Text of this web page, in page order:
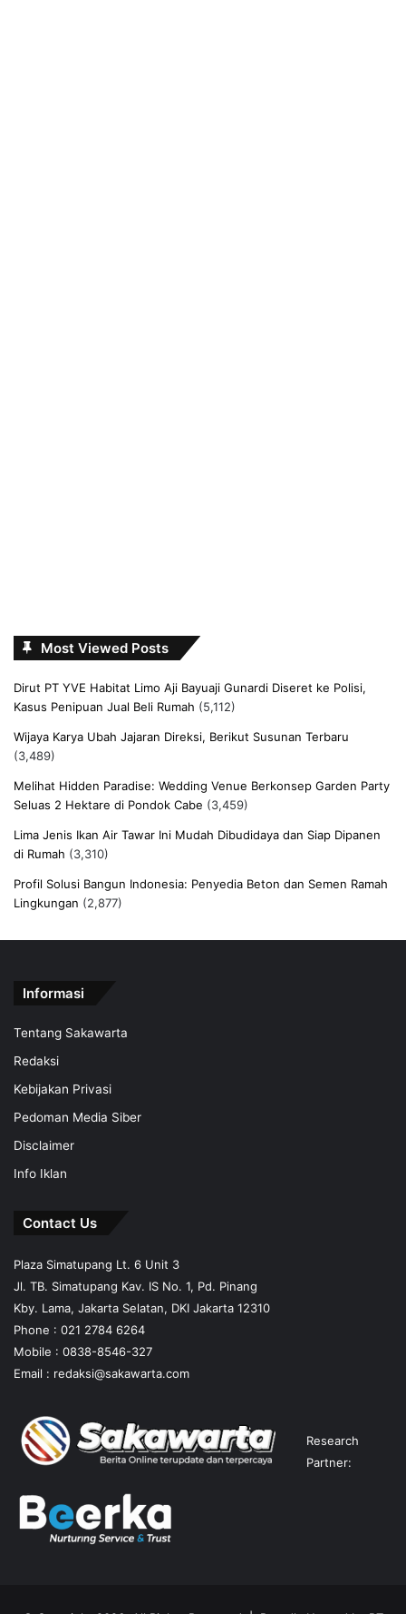
Most Viewed Posts
Dirut PT YVE Habitat Limo Aji Bayuaji Gunardi Diseret ke Polisi,
Kasus Penipuan Jual Beli Rumah (5,112)
Wijaya Karya Ubah Jajaran Direksi, Berikut Susunan Terbaru
(3,489)
Melihat Hidden Paradise: Wedding Venue Berkonsep Garden Party
Seluas 2 Hektare di Pondok Cabe (3,459)
Lima Jenis Ikan Air Tawar Ini Mudah Dibudidaya dan Siap Dipanen
di Rumah (3,310)
Profil Solusi Bangun Indonesia: Penyedia Beton dan Semen Ramah
Lingkungan (2,877)
Informasi
Tentang Sakawarta
Redaksi
Kebijakan Privasi
Pedoman Media Siber
Disclaimer
Info Iklan
Contact Us
Plaza Simatupang Lt. 6 Unit 3
Jl. TB. Simatupang Kav. IS No. 1, Pd. Pinang
Kby. Lama, Jakarta Selatan, DKI Jakarta 12310
Phone : 021 2784 6264
Mobile : 0838-8546-327
Email : redaksi@sakawarta.com
Research
Partner: